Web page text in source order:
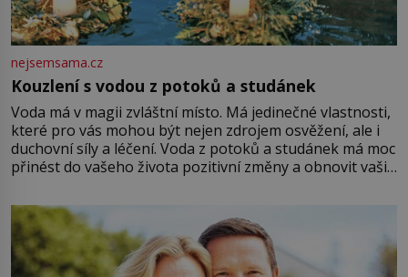
nejsemsama.cz
Kouzlení s vodou z potoků a studánek
Voda má v magii zvláštní místo. Má jedinečné vlastnosti,
které pro vás mohou být nejen zdrojem osvěžení, ale i
duchovní síly a léčení. Voda z potoků a studánek má moc
přinést do vašeho života pozitivní změny a obnovit vaši
můžete obohatit své rituály a přinést do svého života
větší harmonii a klid. Je důležité